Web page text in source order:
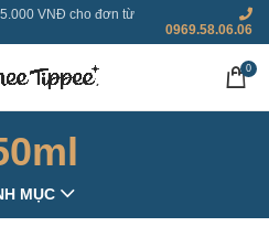
VNĐ cho đơn từ
0969.58.06.06
0
MỤC